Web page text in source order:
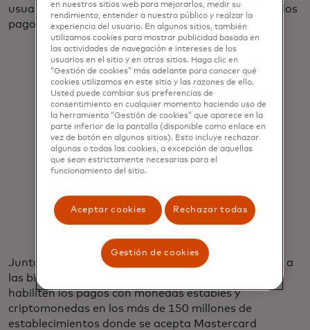
usuarios de billeteras en torno a los casos de uso y los
pagos de rampa de entrada y salida".
"Estamos actualizando el dinero
para Internet ... Queremos conectar
todos los pagos en todas partes del
Ivan Soto-Wright
Juntos, buscan que las nuevas tarjetas se conecten a
las billeteras de criptomonedas de los usuarios y
habiliten los pagos con monedas estables y
criptomonedas en los más de 150 millones de
establecimientos donde se acepta Mastercard
en nuestros sitios web para mejorarlos, medir su
rendimiento, entender a nuestro público y realzar la
experiencia del usuario. En algunos sitios, también
utilizamos cookies para mostrar publicidad basada en
las actividades de navegación e intereses de los
usuarios en el sitio y en otros sitios. Haga clic en
“Gestión de cookies” más adelante para conocer qué
cookies utilizamos en este sitio y las razones de ello.
Usted puede cambiar sus preferencias de
consentimiento en cualquier momento haciendo uso de
la herramienta “Gestión de cookies” que aparece en la
parte inferior de la pantalla (disponible como enlace en
vez de botón en algunos sitios). Esto incluye rechazar
algunas o todas las cookies, a excepción de aquellas
que sean estrictamente necesarias para el
funcionamiento del sitio.
Aceptar cookies Rechazar todas
Gestión de cookies